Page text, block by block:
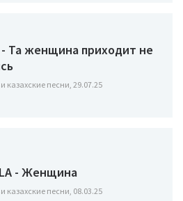
- Та женщина приходит не
казахские песни, 29.07.25
- Женщина
казахские песни, 08.03.25